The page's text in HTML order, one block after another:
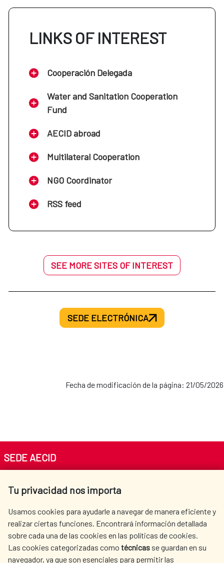
LINKS OF INTEREST
Cooperación Delegada
Water and Sanitation Cooperation
Fund
AECID abroad
Multilateral Cooperation
NGO Coordinator
RSS feed
SEE MORE SITES OF INTEREST
SEDE ELECTRÓNICA
Fecha de modificación de la página: 21/05/2026
Tu privacidad nos importa
Usamos cookies para ayudarle a navegar de manera eficiente y
realizar ciertas funciones. Encontrará información detallada
sobre cada una de las cookies en las políticas de cookies.
Las cookies categorizadas como técnicas se guardan en su
navegador, ya que son esenciales para permitir las
SEDE AECID
Tel. +34 900 20 30 54​​​​​​​
AECID
WHERE DO WE COOPERATE?
SPANISH HUMANITARIAN
PRESS ROOM